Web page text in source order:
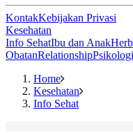
KontakKebijakan Privasi
Kesehatan
Info SehatIbu dan Anak
ObatanRelationshipPsikologi
Home
Kesehatan
Info Sehat